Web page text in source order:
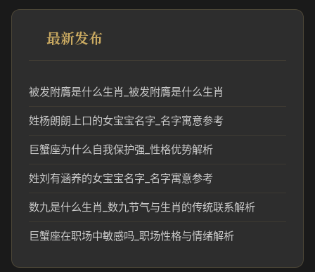
最新发布
被发附膺是什么生肖_被发附膺是什么生肖
姓杨朗朗上口的女宝宝名字_名字寓意参考
巨蟹座为什么自我保护强_性格优势解析
姓刘有涵养的女宝宝名字_名字寓意参考
数九是什么生肖_数九节气与生肖的传统联系解析
巨蟹座在职场中敏感吗_职场性格与情绪解析